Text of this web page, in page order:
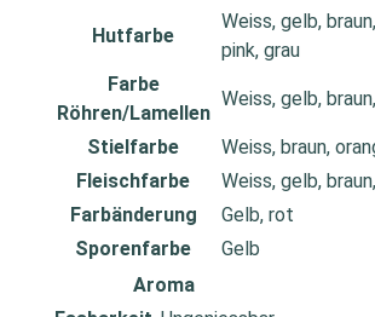
Hutfarbe
Weiss, gelb,
pink, grau
Farbe
Röhren/Lamellen
Weiss, gelb,
Stielfarbe
Weiss, braun,
Fleischfarbe
Weiss, gelb,
Farbänderung
Gelb, rot
Sporenfarbe
Gelb
Aroma